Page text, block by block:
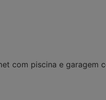
com piscina e garagem